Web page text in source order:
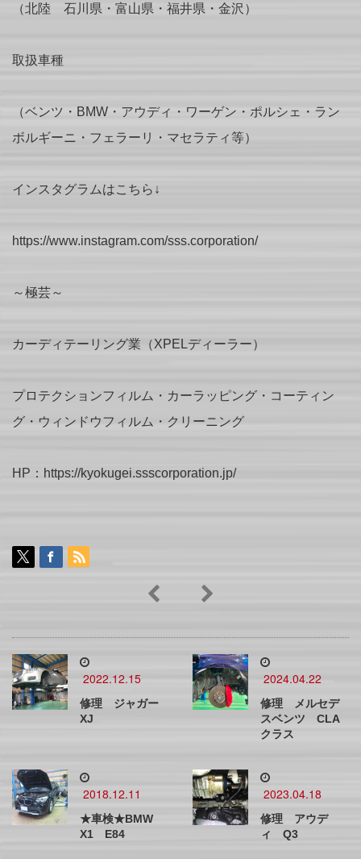
（北陸 石川県・富山県・福井県・金沢）
取扱車種
（ベンツ・BMW・アウディ・ワーゲン・ポルシェ・ラン
ボルギーニ・フェラーリ・マセラティ等）
インスタグラムはこちら↓
https://www.instagram.com/sss.corporation/
～極芸～
カーディテーリング業（XPELディーラー）
プロテクションフィルム・カーラッピング・コーティン
グ・ウィンドウフィルム・クリーニング
HP：https://kyokugei.ssscorporation.jp/
2022.12.15
修理 ジャガー
XJ
2024.04.22
修理 メルセデ
スベンツ CLA
クラス
2018.12.11
★車検★BMW
X1 E84
2023.04.18
修理 アウデ
ィ Q3